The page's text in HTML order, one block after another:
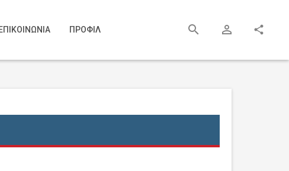
ΕΠΙΚΟΙΝΩΝΙΑ ΠΡΟΦΙΛ search person_outline share